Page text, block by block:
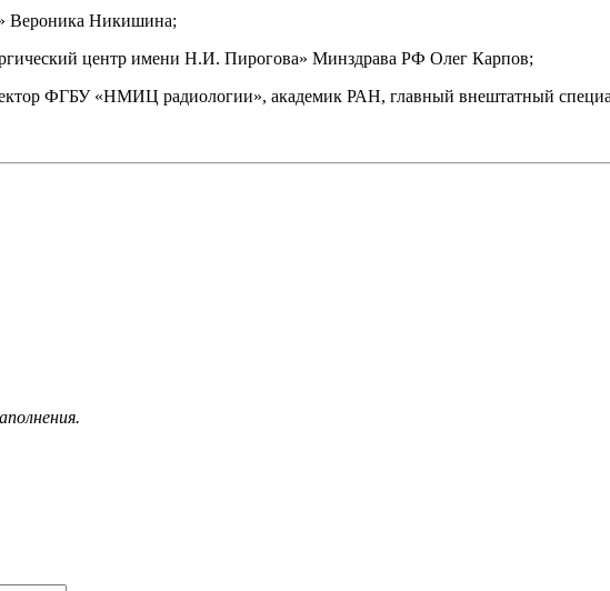
Вероника Никишина;
центр имени Н.И. Пирогова» Минздрава РФ Олег Карпов;
ФГБУ «НМИЦ радиологии», академик РАН, главный внештатный